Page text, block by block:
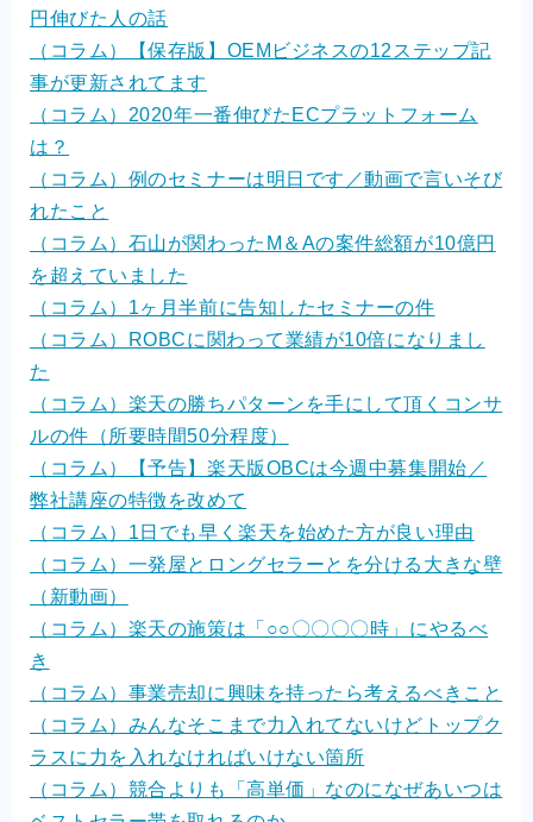
円伸びた人の話
（コラム）【保存版】OEMビジネスの12ステップ記
事が更新されてます
（コラム）2020年一番伸びたECプラットフォーム
は？
（コラム）例のセミナーは明日です／動画で言いそび
れたこと
（コラム）石山が関わったM＆Aの案件総額が10億円
を超えていました
（コラム）1ヶ月半前に告知したセミナーの件
（コラム）ROBCに関わって業績が10倍になりまし
た
（コラム）楽天の勝ちパターンを手にして頂くコンサ
ルの件（所要時間50分程度）
（コラム）【予告】楽天版OBCは今週中募集開始／
弊社講座の特徴を改めて
（コラム）1日でも早く楽天を始めた方が良い理由
（コラム）一発屋とロングセラーとを分ける大きな壁
（新動画）
（コラム）楽天の施策は「○○〇〇〇〇時」にやるべ
き
（コラム）事業売却に興味を持ったら考えるべきこと
（コラム）みんなそこまで力入れてないけどトップク
ラスに力を入れなければいけない箇所
（コラム）競合よりも「高単価」なのになぜあいつは